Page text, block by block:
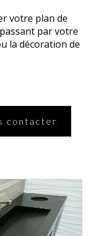
votre plan de
par votre
la décoration de
contacter